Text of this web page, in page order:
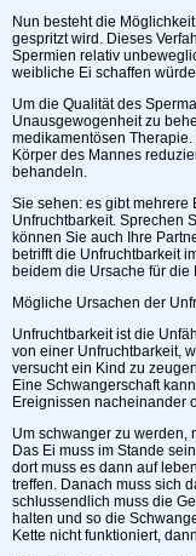
Nun besteht die
gespritzt wird. Dieses
Spermien relativ
weibliche Ei schaffen
Um die Qualität des
Unausgewogenheit zu
medikamentösen
Körper des Mannes
behandeln.
Sie sehen: es gibt
Unfruchtbarkeit. Sprechen
können Sie auch Ihre
betrifft die Unfruchtbarkeit
beidem die Ursache für
Mögliche Ursachen der
Unfruchtbarkeit ist die
von einer Unfruchtbarkeit,
versucht ein Kind zu
Eine Schwangerschaft
Ereignissen nacheinander
Um schwanger zu werden,
Das Ei muss im Stande
dort muss es dann auf
treffen. Danach muss sich
schlussendlich muss die
halten und so die
Kette nicht funktioniert,